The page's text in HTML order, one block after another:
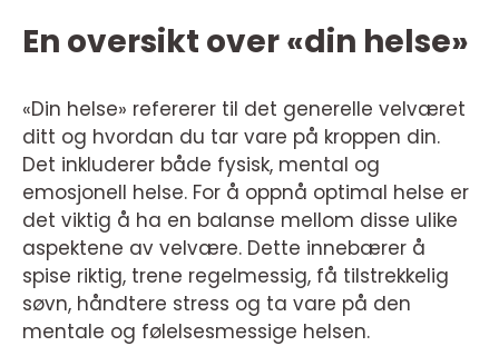
En oversikt over «din helse»
«Din helse» refererer til det generelle velværet
ditt og hvordan du tar vare på kroppen din.
Det inkluderer både fysisk, mental og
emosjonell helse. For å oppnå optimal helse er
det viktig å ha en balanse mellom disse ulike
aspektene av velvære. Dette innebærer å
spise riktig, trene regelmessig, få tilstrekkelig
søvn, håndtere stress og ta vare på den
mentale og følelsesmessige helsen.